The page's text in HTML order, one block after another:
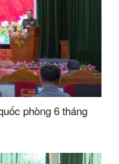
phòng 6 tháng